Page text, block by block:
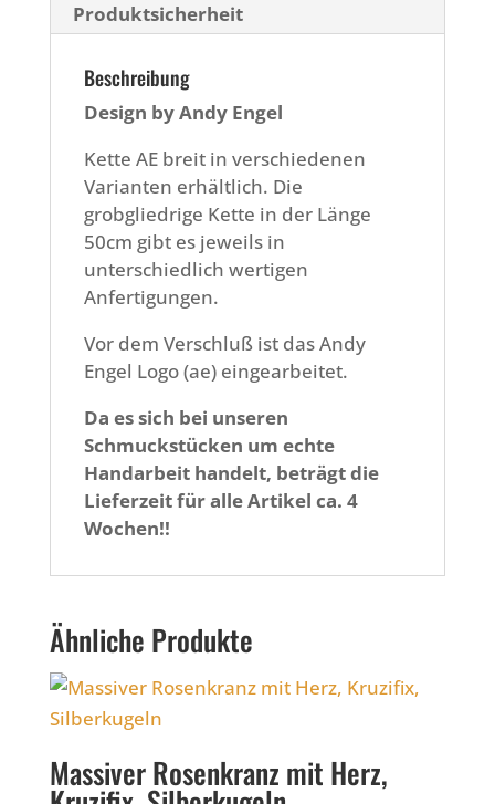
Produktsicherheit
Beschreibung
Design by Andy Engel
Kette AE breit in verschiedenen
Varianten erhältlich. Die
grobgliedrige Kette in der Länge
50cm gibt es jeweils in
unterschiedlich wertigen
Anfertigungen.
Vor dem Verschluß ist das Andy
Engel Logo (ae) eingearbeitet.
Da es sich bei unseren
Schmuckstücken um echte
Handarbeit handelt, beträgt die
Lieferzeit für alle Artikel ca. 4
Wochen!!
Ähnliche Produkte
Massiver Rosenkranz mit Herz,